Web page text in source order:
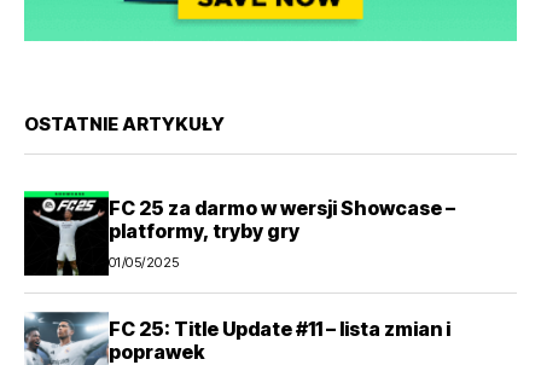
OSTATNIE ARTYKUŁY
FC 25 za darmo w wersji Showcase –
platformy, tryby gry
01/05/2025
FC 25: Title Update #11 – lista zmian i
poprawek